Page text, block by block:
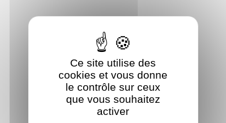
Ce site utilise des
cookies et vous donne
le contrôle sur ceux
que vous souhaitez
activer